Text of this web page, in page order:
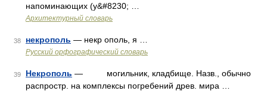
напоминающих (у&#8230; …
Архитектурный словарь
38 некрополь — некр ополь, я …
Русский орфографический словарь
39 Некрополь — могильник, кладбище. Назв., обычно
распростр. на комплексы погребений древ. мира …